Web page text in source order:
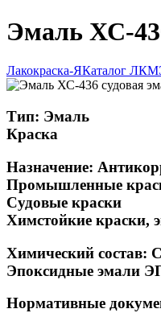
Эмаль
Лакокраска-ЯКаталог ЛКМ
Тип: Эмаль
Краска
Назначение:
Промышленные
Судовые краски
Химстойкие краски,
Химический состав:
Эпоксидные эмали
Нормативные